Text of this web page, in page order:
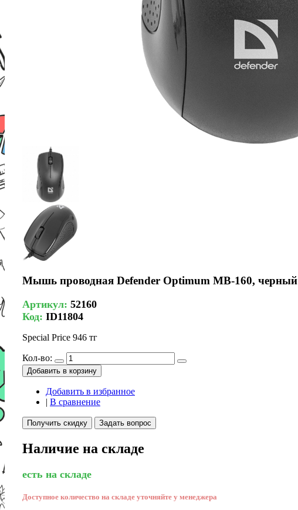
Мышь проводная Defender Optimum MB-160, черный
Артикул: 52160
Код: ID11804
Special Price 946 тг
Кол-во:
Добавить в корзину
Добавить в избранное
| В сравнение
Получить скидку Задать вопрос
Наличие на складе
есть на складе
Доступное количество на складе уточняйте у менеджера